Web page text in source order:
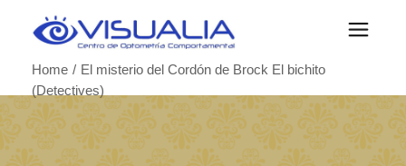
Home
El misterio del Cordón de Brock El bichito
(Detectives)